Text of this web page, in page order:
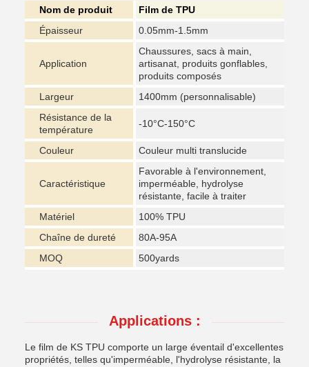
Nom de produit
Film de TPU
Épaisseur
0.05mm-1.5mm
Application
Chaussures, sacs à main,
artisanat, produits gonflables,
produits composés
Largeur
1400mm (personnalisable)
Résistance de la
température
-10°C-150°C
Couleur Couleur multi translucide
Caractéristique
Favorable à l'environnement,
imperméable, hydrolyse
résistante, facile à traiter
Matériel
100% TPU
Chaîne de dureté
80A-95A
MOQ
500yards
Applications :
Le film de KS TPU comporte un large éventail d'excellentes
propriétés, telles qu'imperméable, l'hydrolyse résistante, la